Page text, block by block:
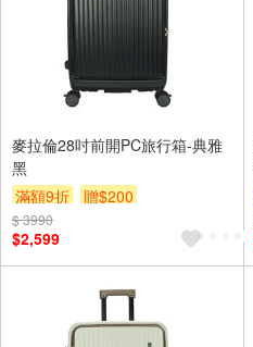
麥拉倫28吋前開PC旅行箱-典雅
黑
滿額9折
贈$200
$ 3990
$2,599